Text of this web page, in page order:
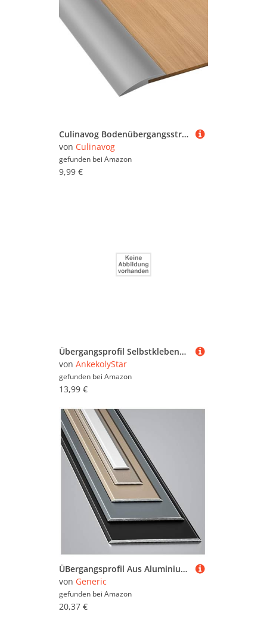
Culinavog Bodenübergangsstreifen Höhenausgleich, Selbstklebender Laminat Bodenabdeckungsstreifen, PVC Übergangsprofil 2m Kantenverkleidung Für Türschwelle/Holzböden/Laminat/Fliesen
von Culinavog
gefunden bei Amazon
9,99 €
Übergangsprofil Selbstklebend, T Profil Formleisten Bodenleisten, Zierleisten und Bodenübergangsleisten für Türschwellen und Verbindungsböden von Laminatdielenfliesen
von AnkekolyStar
gefunden bei Amazon
13,99 €
ÜBergangsprofil Aus Aluminium Trennleiste Zwischen Laminat/Fliesen/Holz 90 Cm × 3 Stück Kantenumleimer Langlebiger(Silver,5.0cm/1.96in)
von Generic
gefunden bei Amazon
20,37 €